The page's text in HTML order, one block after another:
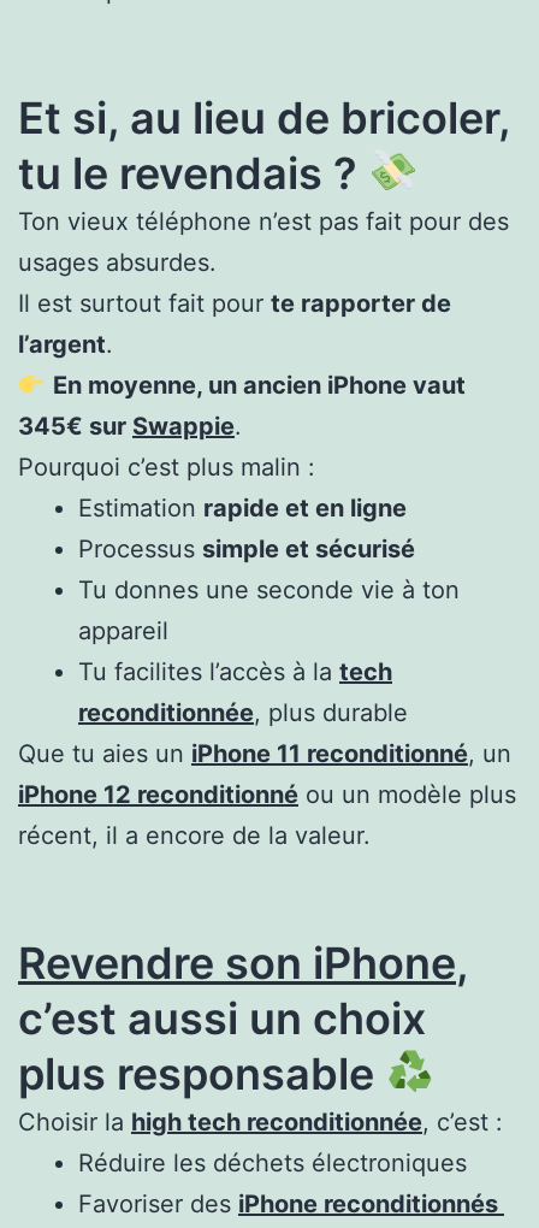
Et si, au lieu de bricoler,
tu le revendais ?
Ton vieux téléphone n’est pas fait pour des
usages absurdes.
Il est surtout fait pour te rapporter de
l’argent.
En moyenne, un ancien iPhone vaut
345€ sur Swappie.
Pourquoi c’est plus malin :
Estimation rapide et en ligne
Processus simple et sécurisé
Tu donnes une seconde vie à ton
appareil
Tu facilites l’accès à la tech
reconditionnée, plus durable
Que tu aies un iPhone 11 reconditionné, un
iPhone 12 reconditionné ou un modèle plus
récent, il a encore de la valeur.
Revendre son iPhone,
c’est aussi un choix
plus responsable
Choisir la high tech reconditionnée, c’est :
Réduire les déchets électroniques
Favoriser des iPhone reconditionnés